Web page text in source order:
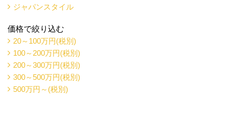
ジャパンスタイル
価格で絞り込む
20～100万円(税別)
100～200万円(税別)
200～300万円(税別)
300～500万円(税別)
500万円～(税別)